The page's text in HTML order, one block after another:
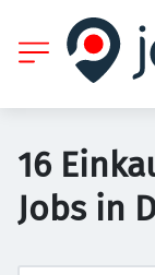
16
Jobs in